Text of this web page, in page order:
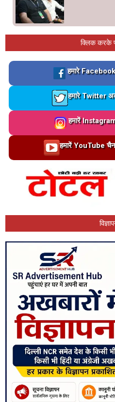
क्लिक करके
Loading…
हमारे
Loading…
हमारे Twitter
Loading…
हमारें
Loading…हमारें YouTube